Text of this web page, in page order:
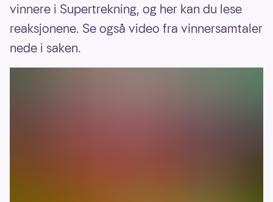
vinnere i Supertrekning, og her kan du lese
reaksjonene. Se også video fra vinnersamtaler
nede i saken.